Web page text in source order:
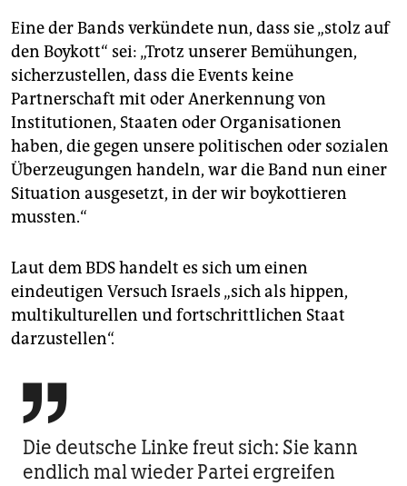
Eine der Bands verkündete nun, dass sie „stolz auf
den Boykott“ sei: „Trotz unserer Bemühungen,
sicherzustellen, dass die Events keine
Partnerschaft mit oder Anerkennung von
Institutionen, Staaten oder Organisationen
haben, die gegen unsere politischen oder sozialen
Überzeugungen handeln, war die Band nun einer
Situation ausgesetzt, in der wir boykottieren
mussten.“
Laut dem BDS handelt es sich um einen
eindeutigen Versuch Israels „sich als hippen,
multikulturellen und fortschrittlichen Staat
darzustellen“.

Die deutsche Linke freut sich: Sie kann
endlich mal wieder Partei ergreifen